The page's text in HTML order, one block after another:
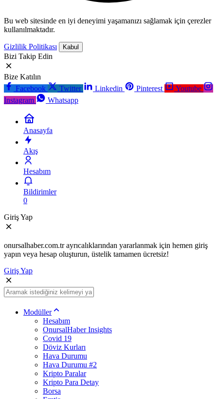
Bu web sitesinde en iyi deneyimi yaşamanızı sağlamak için çerezler
kullanılmaktadır.
Gizlilik Politikası Kabul
Bizi Takip Edin
Bize Katılın
Facebook
Twitter Linkedin Pinterest
Youtube
Instagram
Whatsapp
Anasayfa
Akış
Hesabım
Bildirimler
0
Giriş Yap
onursalhaber.com.tr ayrıcalıklarından yararlanmak için hemen giriş
yapın veya hesap oluşturun, üstelik tamamen ücretsiz!
Giriş Yap
Modüller
Hesabım
OnursalHaber Insights
Covid 19
Döviz Kurları
Hava Durumu
Hava Durumu #2
Kripto Paralar
Kripto Para Detay
Borsa